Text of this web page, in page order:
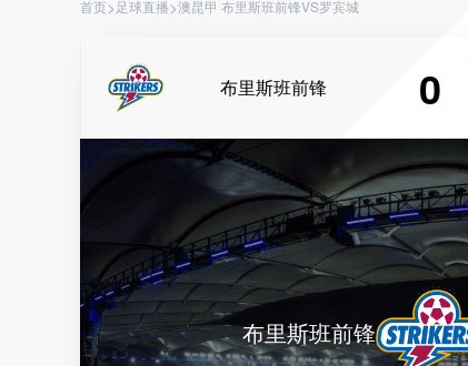
首页> 足球直播>澳昆甲 布里斯班前锋VS罗宾城
布里斯班前锋 0
布里斯班前锋